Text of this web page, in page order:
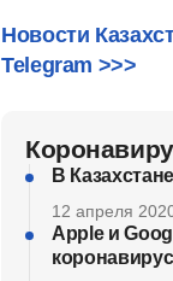
Новости
Telegram >>>
В
12 апреля
Apple и